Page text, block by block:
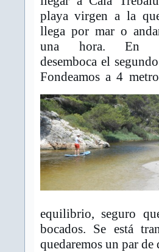
playa virgen a la
llega por mar o
una hora. En
desemboca el
Fondeamos a 4
equilibrio, seguro
bocados. Se está
quedaremos un par